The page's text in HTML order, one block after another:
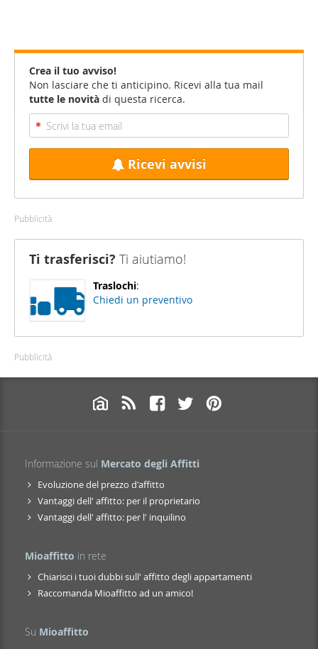
Crea il tuo avviso!
Non lasciare che ti anticipino. Ricevi alla tua mail
tutte le novità di questa ricerca.
Ricevi avvisi
Pubblicità
Ti trasferisci? Ti aiutiamo!
Traslochi:
Chiedi un preventivo
Pubblicità
Informazione sul Mercato degli Affitti
Evoluzione del prezzo d'affitto
Vantaggi dell' affitto: per il proprietario
Vantaggi dell' affitto: per l' inquilino
Mioaffitto in rete
Chiarisci i tuoi dubbi sull' affitto degli appartamenti
Raccomanda Mioaffitto ad un amico!
Su Mioaffitto